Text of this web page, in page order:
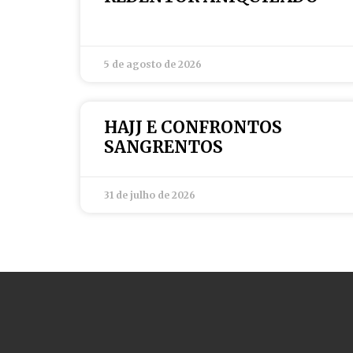
5 de agosto de 2026
HAJJ E CONFRONTOS
SANGRENTOS
31 de julho de 2026